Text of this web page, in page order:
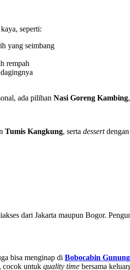
seperti:
yang seimbang
rempah
ada pilihan Nasi Goreng Kambing,
Tumis Kangkung, serta dessert
dari Jakarta maupun Bogor.
bisa menginap di Bobocabin
cocok untuk quality time bersama